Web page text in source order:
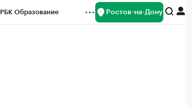
РБК Образование Ростов-на-Дону